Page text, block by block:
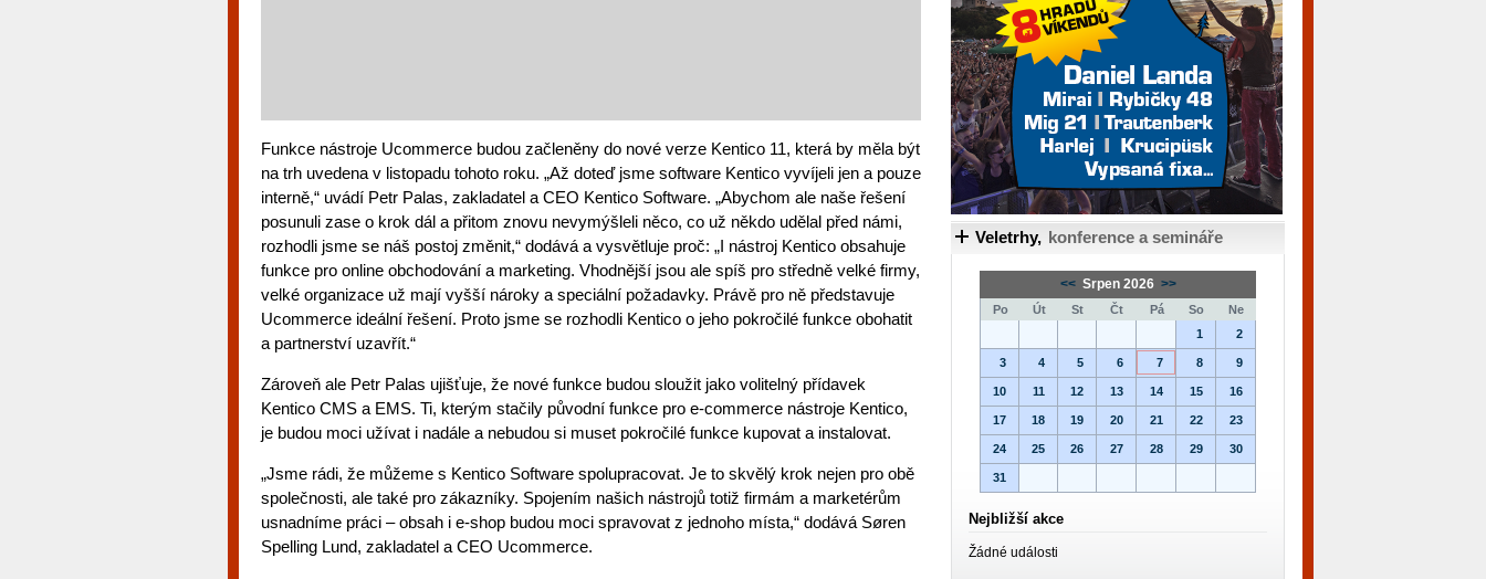
Funkce nástroje Ucommerce budou začleněny do nové verze Kentico 11, která by měla být
na trh uvedena v listopadu tohoto roku. „Až doteď jsme software Kentico vyvíjeli jen a pouze
interně,“ uvádí Petr Palas, zakladatel a CEO Kentico Software. „Abychom ale naše řešení
posunuli zase o krok dál a přitom znovu nevymýšleli něco, co už někdo udělal před námi,
rozhodli jsme se náš postoj změnit,“ dodává a vysvětluje proč: „I nástroj Kentico obsahuje
funkce pro online obchodování a marketing. Vhodnější jsou ale spíš pro středně velké firmy,
velké organizace už mají vyšší nároky a speciální požadavky. Právě pro ně představuje
Ucommerce ideální řešení. Proto jsme se rozhodli Kentico o jeho pokročilé funkce obohatit
a partnerství uzavřít.“
Zároveň ale Petr Palas ujišťuje, že nové funkce budou sloužit jako volitelný přídavek
Kentico CMS a EMS. Ti, kterým stačily původní funkce pro e-commerce nástroje Kentico,
je budou moci užívat i nadále a nebudou si muset pokročilé funkce kupovat a instalovat.
„Jsme rádi, že můžeme s Kentico Software spolupracovat. Je to skvělý krok nejen pro obě
společnosti, ale také pro zákazníky. Spojením našich nástrojů totiž firmám a marketérům
usnadníme práci – obsah i e-shop budou moci spravovat z jednoho místa,“ dodává Søren
Spelling Lund, zakladatel a CEO Ucommerce.
Veletrhy, konference a semináře
<< Srpen 2026 >>
Po Út St Čt Pá So
Ne
1
2
3 4 5 6 7 8 9
10 11 12 13 14 15 16
17 18 19 20 21 22 23
24 25 26 27 28 29 30
31
Nejbližší akce
Žádné události